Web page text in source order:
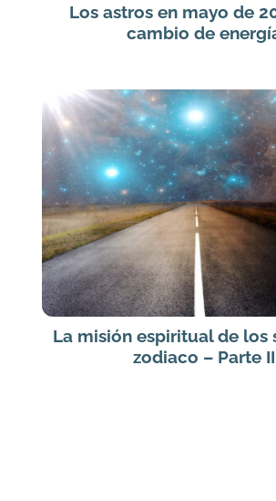
Los astros en mayo de
cambio de
La misión espiritual de los
zodiaco – Parte II